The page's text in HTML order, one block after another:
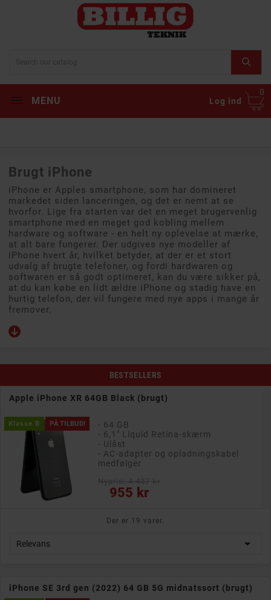
MENU Log ind
0
Brugt iPhone
iPhone er Apples smartphone, som har domineret
markedet siden lanceringen, og det er nemt at se
hvorfor. Lige fra starten var det en meget brugervenlig
smartphone med en meget god kobling mellem
hardware og software - en helt ny oplevelse at mærke,
at alt bare fungerer. Der udgives nye modeller af
iPhone hvert år, hvilket betyder, at der er et stort
udvalg af brugte telefoner, og fordi hardwaren og
softwaren er så godt optimeret, kan du være sikker på,
at du kan købe en lidt ældre iPhone og stadig have en
hurtig telefon, der vil fungere med nye apps i mange år
fremover.
BESTSELLERS
Apple iPhone XR 64GB Black (brugt)
PÅ TILBUD!
Klasse B
- 64 GB
- 6,1" Liquid Retina-skærm
- Ulåst
- AC-adapter og opladningskabel
medfølger
955 kr
Pris
Der er 19 varer.
Relevans 
iPhone SE 3rd gen (2022) 64 GB 5G midnatssort (brugt)